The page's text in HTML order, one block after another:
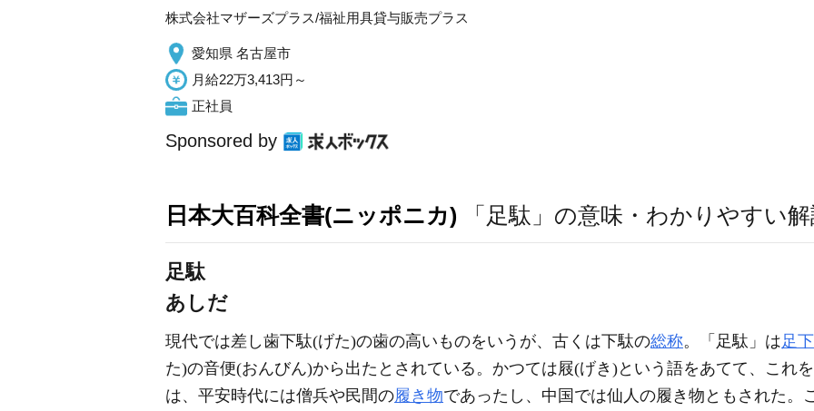
株式会社マザーズプラス/福祉用具貸与販売プラス
愛知県 名古屋市
月給22万3,413円～
正社員
Sponsored by
日本大百科全書(ニッポニカ) 「足駄」の意味・わかりやすい
足駄
あしだ
現代では差し歯下駄(げた)の歯の高いものをいうが、古くは下駄の総称。「足駄」は足下
た)の音便(おんびん)から出たとされている。かつては屐(げき)という語をあてて、これ
は、平安時代には僧兵や民間の履き物であったし、中国では仙人の履き物ともされた。